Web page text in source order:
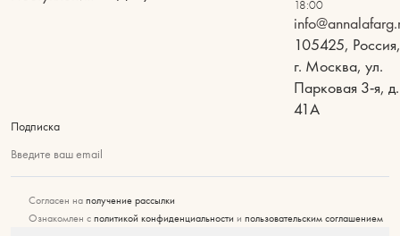
18:00
105425, Россия,
г. Москва, ул.
Парковая 3-я, д.
41А
Подписка
Введите ваш email
Согласен на получение рассылки
Ознакомлен с политикой конфиденциальности и пользовательским соглашением